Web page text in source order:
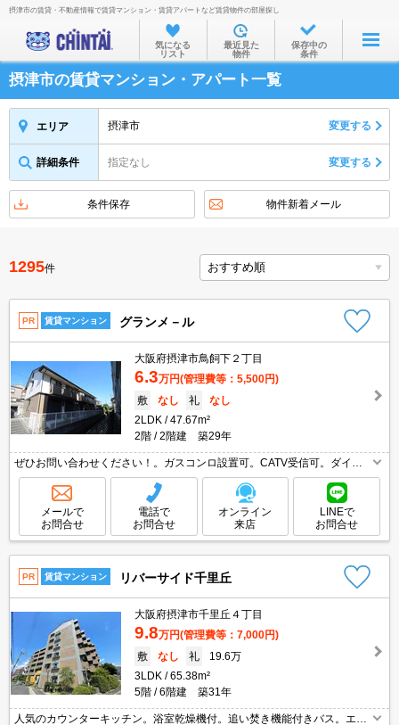
お部屋を探す
沿線・駅から
住所から
物件特集から
不動産会社から
TOP
摂津市の賃貸・不動産情報で賃貸マンション・賃貸アパートなど賃貸物件の部屋探し
気になる
リスト
最近見た
物件
保存中の
条件
摂津市の賃貸マンション・アパート一覧
エリア 摂津市 変更する
詳細条件 指定なし 変更する
条件保存 物件新着メール
1295件
PR 賃貸マンション グランメ－ル
大阪府摂津市鳥飼下２丁目
6.3万円(管理費等：5,500円)
敷
なし 礼
なし
2LDK
47.67m²
2階
2階建 築29年
ぜひお問い合わせください！。ガスコンロ設置可。CATV受信可。ダイワ
ハウス施工。
メールで
お問合せ
電話で
お問合せ
オンライン
来店
LINEで
お問合せ
PR 賃貸マンション リバーサイド千里丘
大阪府摂津市千里丘４丁目
9.8万円(管理費等：7,000円)
敷
なし 礼
19.6万
3LDK
65.38m²
5階
6階建 築31年
人気のカウンターキッチン。浴室乾燥機付。追い焚き機能付きバス。エア